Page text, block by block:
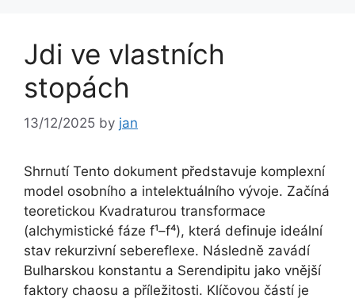
Jdi ve vlastních
stopách
13/12/2025 by jan
Shrnutí Tento dokument představuje komplexní
model osobního a intelektuálního vývoje. Začíná
teoretickou Kvadraturou transformace
(alchymistické fáze f¹–f⁴), která definuje ideální
stav rekurzivní sebereflexe. Následně zavádí
Bulharskou konstantu a Serendipitu jako vnější
faktory chaosu a příležitosti. Klíčovou částí je